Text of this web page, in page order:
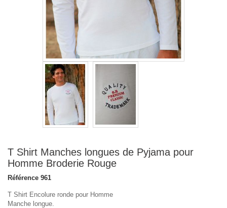
T Shirt Manches longues de Pyjama pour
Homme Broderie Rouge
Référence 961
T Shirt Encolure ronde pour Homme
Manche longue.